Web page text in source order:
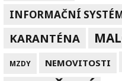
INFORMAČNÍ
KARANTÉNA
MZDY NEMOVITOSTI